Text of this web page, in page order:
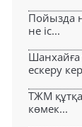
Пойызда
не іс...
ескеру
ТЖМ
көмек...